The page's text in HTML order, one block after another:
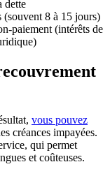
dette
(souvent 8 à 15 jours)
paiement (intérêts de
vous pouvez
créances impayées.
qui permet
et coûteuses.